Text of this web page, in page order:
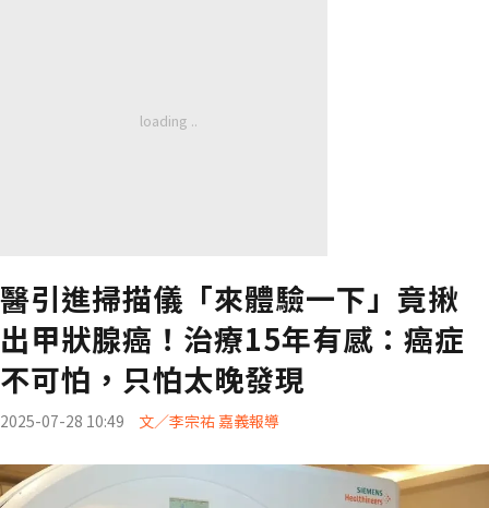
醫引進掃描儀「來體驗一下」竟揪
出甲狀腺癌！治療15年有感：癌症
不可怕，只怕太晚發現
2025-07-28 10:49 文／李宗祐 嘉義報導